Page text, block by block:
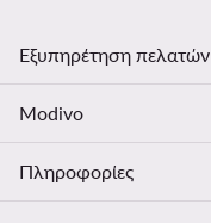
Εξυπηρέτηση πελατών
Modivo
Πληροφορίες